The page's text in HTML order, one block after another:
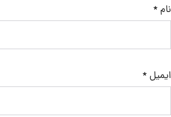
نام *
ایمیل *